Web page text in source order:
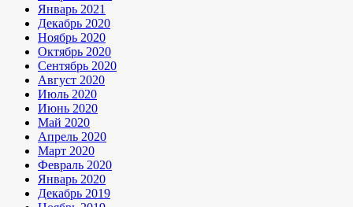
Январь 2021
Декабрь 2020
Ноябрь 2020
Октябрь 2020
Сентябрь 2020
Август 2020
Июль 2020
Июнь 2020
Май 2020
Апрель 2020
Март 2020
Февраль 2020
Январь 2020
Декабрь 2019